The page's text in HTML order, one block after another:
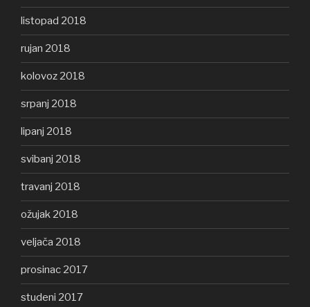
listopad 2018
rujan 2018
kolovoz 2018
srpanj 2018
lipanj 2018
svibanj 2018
travanj 2018
ožujak 2018
veljača 2018
prosinac 2017
studeni 2017